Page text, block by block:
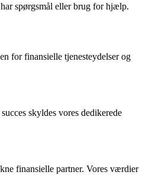
spørgsmål eller brug for hjælp.
for finansielle tjenesteydelser og
skyldes vores dedikerede
finansielle partner. Vores værdier